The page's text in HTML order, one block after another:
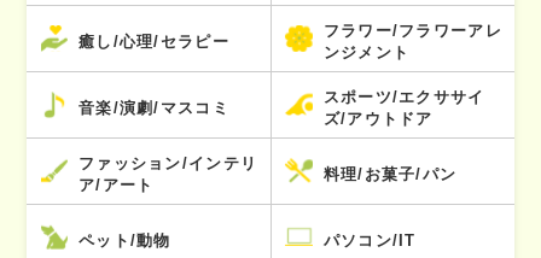
癒し/心理/セラピー
フラワー/フラワーアレ
ンジメント
音楽/演劇/マスコミ
スポーツ/エクササイ
ズ/アウトドア
ファッション/インテリ
ア/アート
料理/お菓子/パン
ペット/動物 パソコン/IT